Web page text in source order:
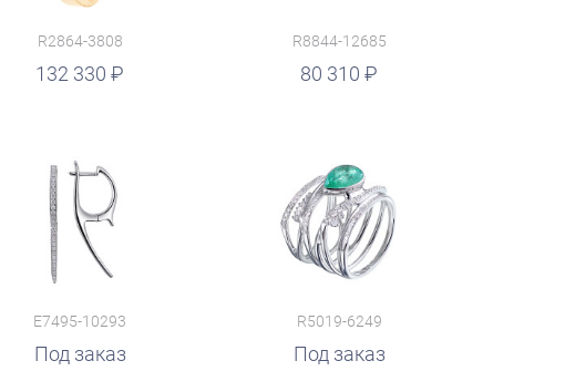
R2864-3808
132 330
R8844-12685
80 310
руб.
E7495-10293
Под заказ
R5019-6249
Под заказ